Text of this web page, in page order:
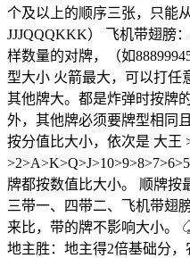
个及以上的顺序三张，只能
JJJQQQKKK） 飞机带翅膀
样数量的对牌，（如
型大小 火箭最大，可以打任
其他牌大。都是炸弹时按牌
外，其他牌必须要牌型相同
按分值比大小，依次是 大王
牌都按数值比大小。 顺牌按
三带一、四带二、飞机带翅
来比，带的牌不影响大小。
地主胜：地主得2倍基础分